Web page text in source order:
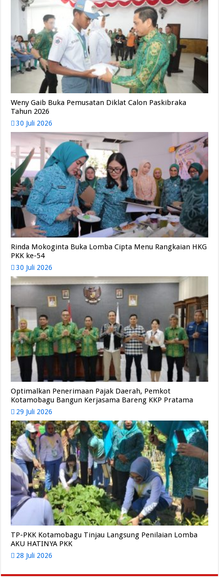
Weny Gaib Buka Pemusatan Diklat Calon Paskibraka
Tahun 2026
30 Juli 2026
Rinda Mokoginta Buka Lomba Cipta Menu Rangkaian HKG
PKK ke-54
30 Juli 2026
Optimalkan Penerimaan Pajak Daerah, Pemkot
Kotamobagu Bangun Kerjasama Bareng KKP Pratama
29 Juli 2026
TP-PKK Kotamobagu Tinjau Langsung Penilaian Lomba
AKU HATINYA PKK
28 Juli 2026